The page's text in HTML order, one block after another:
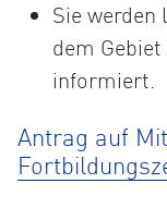
Sie werden
dem
informiert.
Antrag auf